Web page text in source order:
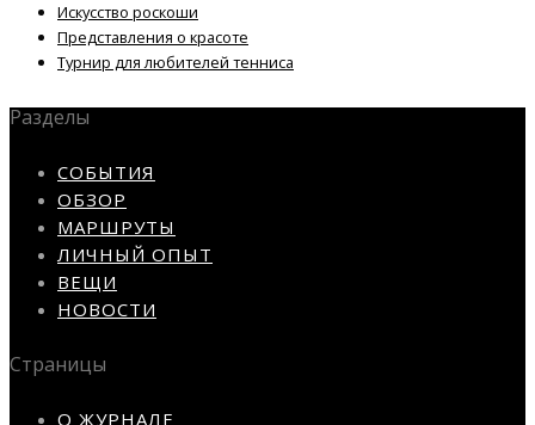
Искусство роскоши
Представления о красоте
Турнир для любителей тенниса
Разделы
СОБЫТИЯ
ОБЗОР
МАРШРУТЫ
ЛИЧНЫЙ ОПЫТ
ВЕЩИ
НОВОСТИ
Страницы
О ЖУРНАЛЕ